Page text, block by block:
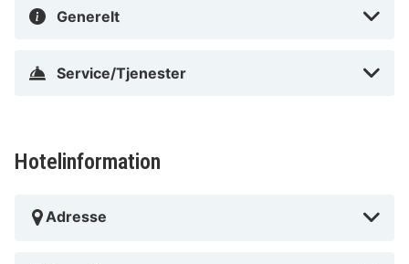
Generelt
Service/Tjenester
Hotelinformation
Adresse